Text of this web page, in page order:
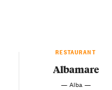
RESTAURANT
Albamare
— Alba —